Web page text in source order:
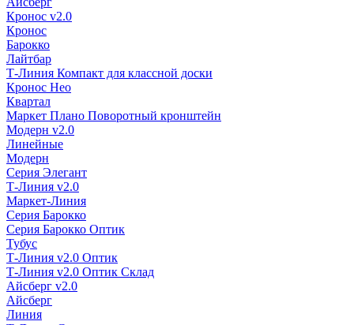
Кронос v2.0
Кронос
Барокко
Лайтбар
Т-Линия Компакт для классной доски
Кронос Нео
Квартал
Маркет Плано Поворотный кронштейн
Модерн v2.0
Линейные
Модерн
Серия Элегант
Т-Линия v2.0
Маркет-Линия
Серия Барокко
Серия Барокко Оптик
Тубус
Т-Линия v2.0 Оптик
Т-Линия v2.0 Оптик Склад
Айсберг v2.0
Айсберг
Линия